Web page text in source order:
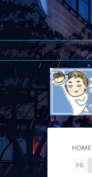
HOME
PR